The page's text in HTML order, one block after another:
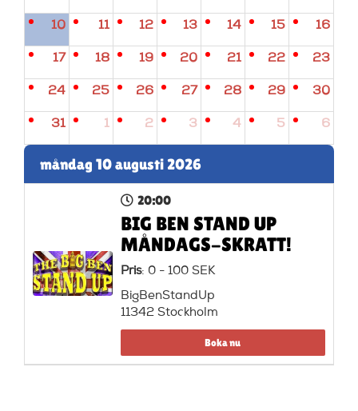
10 11 12 13 14 15 16
17 18 19 20 21 22 23
24 25 26 27 28 29 30
31 1 2 3 4 5 6
måndag 10 augusti 2026
20:00
BIG BEN STAND UP
MÅNDAGS-SKRATT!
Pris: 0 - 100 SEK
BigBenStandUp
11342 Stockholm
Boka nu